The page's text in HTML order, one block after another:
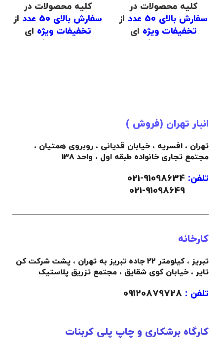
کلیه محصولات در
سفارش بالای 50 عدد
از
تخفیفات ویژه ای
برخوردار است که برای
(دانلود لیست قیمت
.
کلیه محصولات در
سفارش بالای 50 عدد
از
تخفیفات ویژه ای
برخوردار است که برای
.
انبار تهران (فروش )
تهران ، افسریه ، خیابان قدیانی ، روبروی همتیان ،
مجتمع تجاری خانواده طبقه اول ، واحد 138
تلفن:
کارخانه
تبریز ، کیلومتر 22 جاده تبریز به تهران ، پشت شرکت کن
تایر ، خیابان کوی شقایق ، مجتمع تزریق پلاستیک
تلفن :
کارگاه برشکاری و چاپ پلی کربنات